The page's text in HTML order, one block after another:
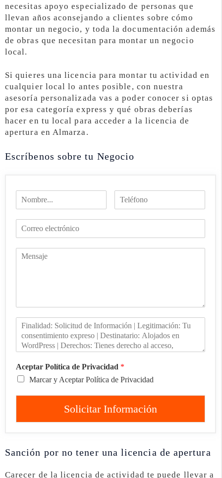
necesitas apoyo especializado de personas que
llevan años aconsejando a clientes sobre cómo
montar un negocio, y toda la documentación además
de obras que necesitan para montar un negocio
local.
Si quieres una licencia para montar tu actividad en
cualquier local lo antes posible, con nuestra
asesoría personalizada vas a poder conocer si optas
por esa categoría express y qué obras deberías
hacer en tu local para acceder a la licencia de
apertura en Almarza.
Escríbenos sobre tu Negocio
Aceptar Política de Privacidad *
Marcar y Aceptar Política de Privacidad
Solicitar Información
Sanción por no tener una licencia de apertura
Carecer de la licencia de actividad te puede llevar a